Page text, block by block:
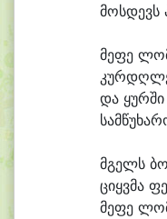
მოსდევს
მეფე
კურ
და ყურ
სამწუხა
მგელს ბო
ციყვმა ფე
მეფე ლო